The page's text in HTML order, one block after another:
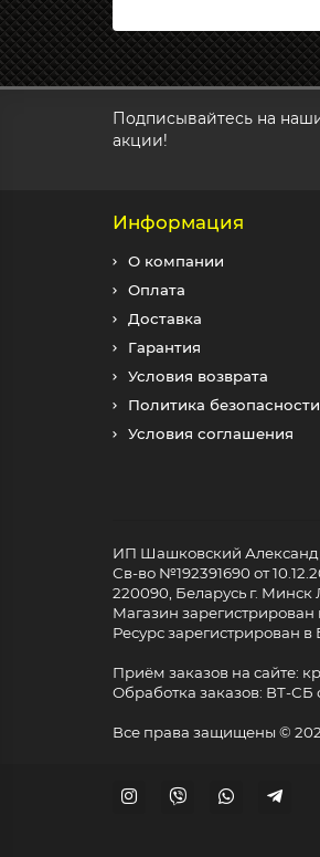
Подписывайтесь на
акции!
Информация
О компании
Оплата
Доставка
Гарантия
Условия возврата
Политика безопасности
Условия соглашения
ИП Шашковский
Св-во №192391690 от
220090, Беларусь г. Минск
Магазин зарегистрирован
Ресурс зарегистрирован в
Приём заказов на сайте:
Обработка заказов: ВТ-СБ
Все права защищены ©